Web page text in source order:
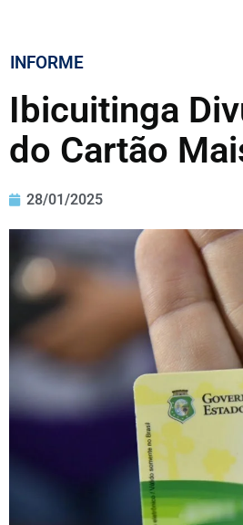
INFORME
Ibicuitinga
do Cartão
28/01/2025